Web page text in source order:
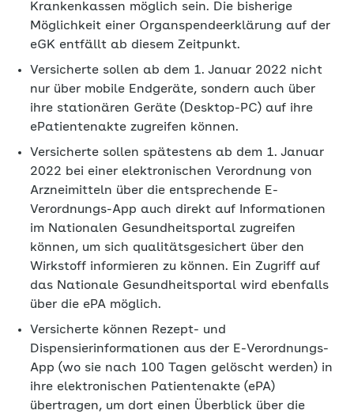
Krankenkassen möglich sein. Die bisherige
Möglichkeit einer Organspendeerklärung auf der
eGK entfällt ab diesem Zeitpunkt.
Versicherte sollen ab dem 1. Januar 2022 nicht
nur über mobile Endgeräte, sondern auch über
ihre stationären Geräte (Desktop-PC) auf ihre
ePatientenakte zugreifen können.
Versicherte sollen spätestens ab dem 1. Januar
2022 bei einer elektronischen Verordnung von
Arzneimitteln über die entsprechende E-
Verordnungs-App auch direkt auf Informationen
im Nationalen Gesundheitsportal zugreifen
können, um sich qualitätsgesichert über den
Wirkstoff informieren zu können. Ein Zugriff auf
das Nationale Gesundheitsportal wird ebenfalls
über die ePA möglich.
Versicherte können Rezept- und
Dispensierinformationen aus der E-Verordnungs-
App (wo sie nach 100 Tagen gelöscht werden) in
ihre elektronischen Patientenakte (ePA)
übertragen, um dort einen Überblick über die